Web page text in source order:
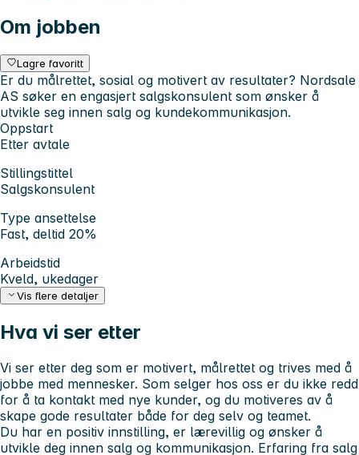
Om jobben
Lagre favoritt
Er du målrettet, sosial og motivert av resultater? Nordsale
AS søker en engasjert salgskonsulent som ønsker å
utvikle seg innen salg og kundekommunikasjon.
Oppstart
Etter avtale
Stillingstittel
Salgskonsulent
Type ansettelse
Fast, deltid 20%
Arbeidstid
Kveld, ukedager
Vis flere detaljer
Hva vi ser etter
Vi ser etter deg som er motivert, målrettet og trives med å
jobbe med mennesker. Som selger hos oss er du ikke redd
for å ta kontakt med nye kunder, og du motiveres av å
skape gode resultater både for deg selv og teamet.
Du har en positiv innstilling, er lærevillig og ønsker å
utvikle deg innen salg og kommunikasjon. Erfaring fra salg